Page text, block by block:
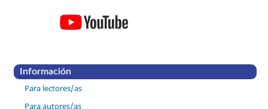
Información
Para lectores/as
Para autores/as